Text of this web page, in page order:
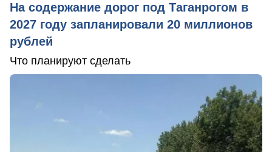
На содержание дорог под Таганрогом в
2027 году запланировали 20 миллионов
рублей
Что планируют сделать